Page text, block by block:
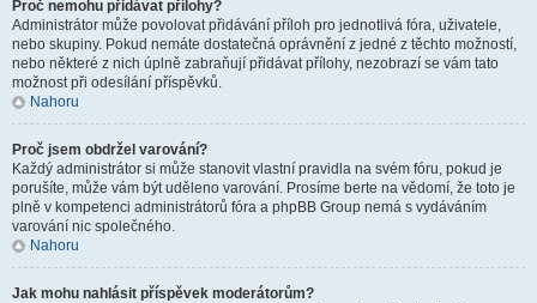
Proč nemohu přidávat přílohy?
Administrátor může povolovat přidávání příloh pro jednotlivá fóra, uživatele,
nebo skupiny. Pokud nemáte dostatečná oprávnění z jedné z těchto možností,
nebo některé z nich úplně zabraňují přidávat přílohy, nezobrazí se vám tato
možnost při odesílání příspěvků.
Nahoru
Proč jsem obdržel varování?
Každý administrátor si může stanovit vlastní pravidla na svém fóru, pokud je
porušíte, může vám být uděleno varování. Prosíme berte na vědomí, že toto je
plně v kompetenci administrátorů fóra a phpBB Group nemá s vydáváním
varování nic společného.
Nahoru
Jak mohu nahlásit příspěvek moderátorům?